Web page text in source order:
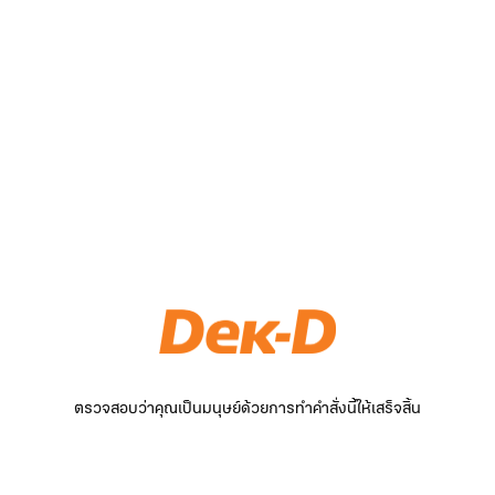
ตรวจสอบว่าคุณเป็นมนุษย์ด้วยการทำคำสั่งนี้ให้เสร็จสิ้น